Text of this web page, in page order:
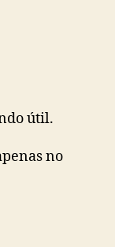
útil.
no